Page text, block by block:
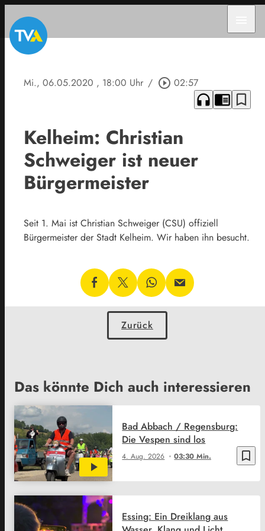
Mi., 06.05.2020 , 18:00 Uhr / play_circle_outline 02:57
headphones chrome_reader_mode bookmark_border
Kelheim: Christian
Schweiger ist neuer
Bürgermeister
Seit 1. Mai ist Christian Schweiger (CSU) offiziell
Bürgermeister der Stadt Kelheim. Wir haben ihn besucht.
Zurück
Das könnte Dich auch interessieren
bookmark_border
4. Aug. 2026 03:30 Min.
Bad Abbach / Regensburg:
Die Vespen sind los
Essing: Ein Dreiklang aus